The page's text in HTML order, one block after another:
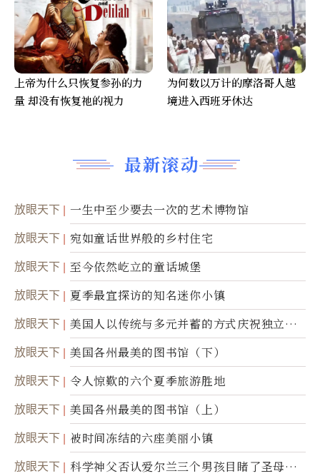
最新滚动
放眼天下 一生中至少要去一次的艺术博物馆
放眼天下 宛如童话世界般的乡村住宅
放眼天下 至今依然屹立的童话城堡
放眼天下 夏季最宜探访的知名迷你小镇
放眼天下
美国人以传统与多元并蓄的方式庆祝独立日2
50周年
放眼天下 美国各州最美的图书馆（下）
放眼天下 令人惊歎的六个夏季旅游胜地
放眼天下 美国各州最美的图书馆（上）
放眼天下 被时间冻结的六座美丽小镇
放眼天下
科学神父否认爱尔兰三个男孩目睹了圣母显
上帝为什么只恢复参孙的力
量 却没有恢复祂的视力
为何数以万计的摩洛哥人越
境进入西班牙休达